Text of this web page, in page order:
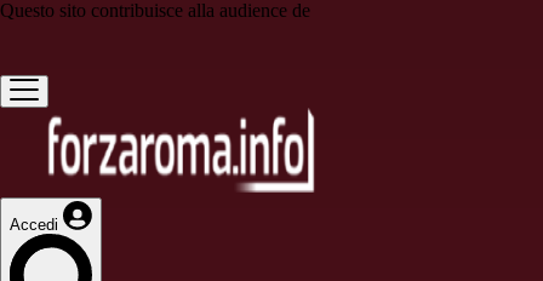
Questo sito contribuisce alla audience de
Accedi